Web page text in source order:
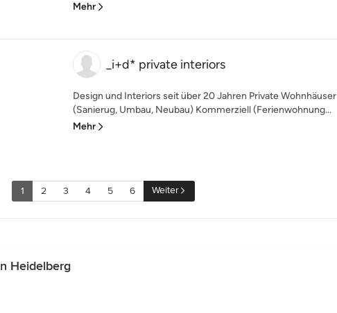
Mehr
_i+d* private interiors
Design und Interiors seit über 20 Jahren Private Wohnhäuser
(Sanierug, Umbau, Neubau) Kommerziell (Ferienwohnung...
Mehr
1 2 3 4 5 6 Weiter
Heidelberg